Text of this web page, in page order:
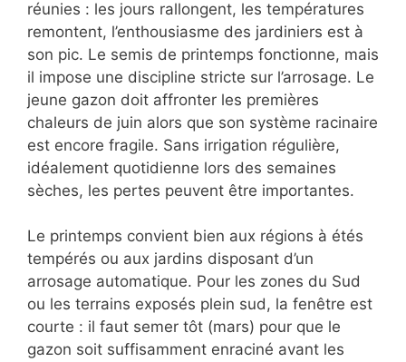
réunies : les jours rallongent, les températures
remontent, l’enthousiasme des jardiniers est à
son pic. Le semis de printemps fonctionne, mais
il impose une discipline stricte sur l’arrosage. Le
jeune gazon doit affronter les premières
chaleurs de juin alors que son système racinaire
est encore fragile. Sans irrigation régulière,
idéalement quotidienne lors des semaines
sèches, les pertes peuvent être importantes.
Le printemps convient bien aux régions à étés
tempérés ou aux jardins disposant d’un
arrosage automatique. Pour les zones du Sud
ou les terrains exposés plein sud, la fenêtre est
courte : il faut semer tôt (mars) pour que le
gazon soit suffisamment enraciné avant les